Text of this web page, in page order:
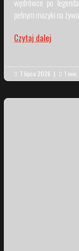
wędrówce po
pełnym muzyki na
Czytaj dalej
 7 lipca 2026 |  1